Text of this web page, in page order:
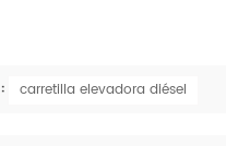
carretilla elevadora diésel